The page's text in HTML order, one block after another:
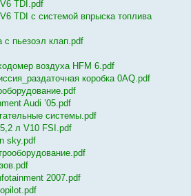
TDI.pdf
TDI c системой впрыска топлива
с пьезоэл клап.pdf
воздуха HFM 6.pdf
коробка 0AQ.pdf
Audi ’05.pdf
системы.pdf
л V10 FSI.pdf
sky.pdf
2007.pdf